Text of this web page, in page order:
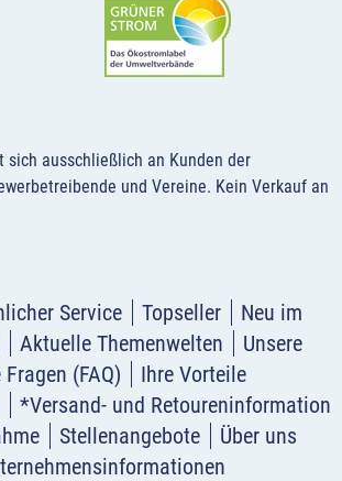
sich ausschließlich an Kunden der
und Vereine. Kein Verkauf an
Service Topseller
Neu im
Aktuelle Themenwelten
Unsere
(FAQ)
Ihre Vorteile
*Versand- und Retoureninformation
Stellenangebote
Über uns